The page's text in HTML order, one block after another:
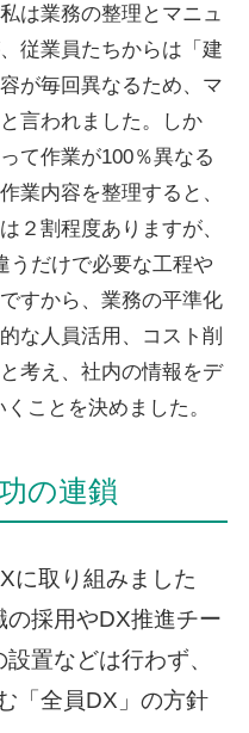
は業務の整理とマニュ
従業員たちからは「建
が毎回異なるため、マ
言われました。しか
て作業が100％異なる
業内容を整理すると、
２割程度ありますが、
うだけで必要な工程や
すから、業務の平準化
な人員活用、コスト削
考え、社内の情報をデ
ことを決めました。
の連鎖
取り組みました
採用やDX推進チー
置などは行わず、
「全員DX」の方針